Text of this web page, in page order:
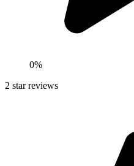
0%
2 star reviews